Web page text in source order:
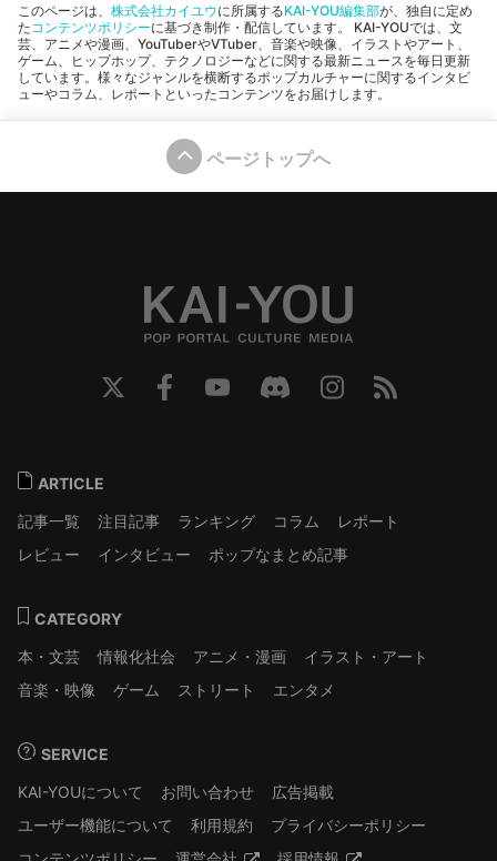
このページは、 株式会社カイユウに所属するKAI-YOU編集部が、独自に定め
た コンテンツポリシーに基づき制作・配信しています。 KAI-YOUでは、文
芸、アニメや漫画、YouTuberやVTuber、音楽や映像、イラストやアート、
ゲーム、ヒップホップ、テクノロジーなどに関する最新ニュースを毎日更新
しています。様々なジャンルを横断するポップカルチャーに関するインタビ
ューやコラム、レポートといったコンテンツをお届けします。
ページトップへ
ARTICLE
記事一覧
注目記事 ランキング コラム
レポート
レビュー
インタビュー ポップなまとめ記事
CATEGORY
本・文芸
情報化社会 アニメ・漫画
イラスト・アート
音楽・映像
ゲーム ストリート エンタメ
SERVICE
KAI-YOUについて
お問い合わせ
広告掲載
ユーザー機能について
利用規約
プライバシーポリシー